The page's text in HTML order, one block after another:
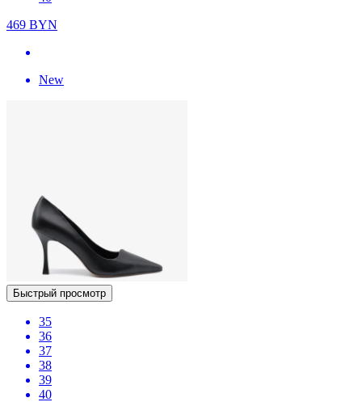
469 BYN
New
Быстрый просмотр
35
36
37
38
39
40